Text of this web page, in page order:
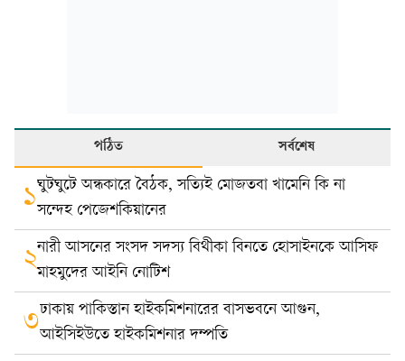
পঠিত সর্বশেষ
১ঘুটঘুটে অন্ধকারে বৈঠক, সত্যিই মোজতবা খামেনি কি না
সন্দেহ পেজেশকিয়ানের
২নারী আসনের সংসদ সদস্য বিথীকা বিনতে হোসাইনকে আসিফ
মাহমুদের আইনি নোটিশ
৩ঢাকায় পাকিস্তান হাইকমিশনারের বাসভবনে আগুন,
আইসিইউতে হাইকমিশনার দম্পতি